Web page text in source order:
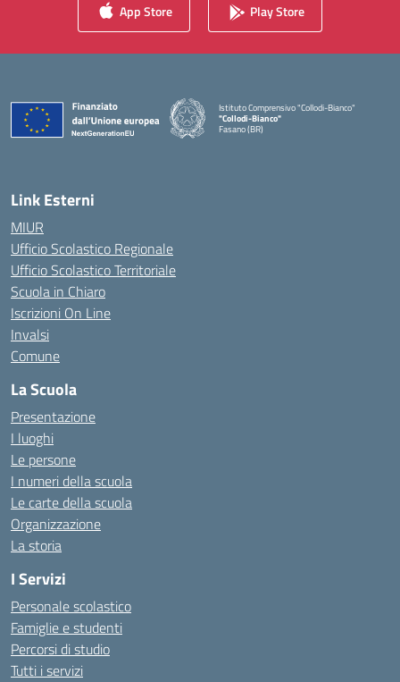
App Store Play Store
Istituto Comprensivo "Collodi-Bianco"
"Collodi-Bianco"
Fasano (BR)
Link Esterni
MIUR
Ufficio Scolastico Regionale
Ufficio Scolastico Territoriale
Scuola in Chiaro
Iscrizioni On Line
Invalsi
Comune
La Scuola
Presentazione
I luoghi
Le persone
I numeri della scuola
Le carte della scuola
Organizzazione
La storia
I Servizi
Personale scolastico
Famiglie e studenti
Percorsi di studio
Tutti i servizi